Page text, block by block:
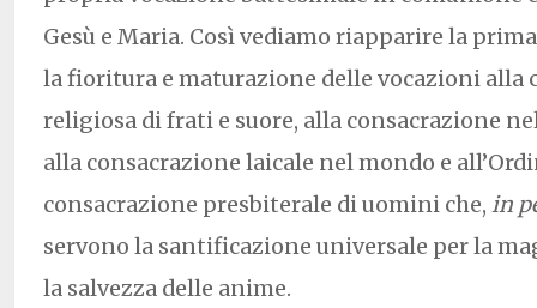
Gesù e Maria. Così vediamo riapparire la
la fioritura e maturazione delle vocazioni alla
religiosa di frati e suore, alla consacrazione
alla consacrazione laicale nel mondo e
consacrazione presbiterale di uomini che, in
servono la santificazione universale per la
la salvezza delle anime.